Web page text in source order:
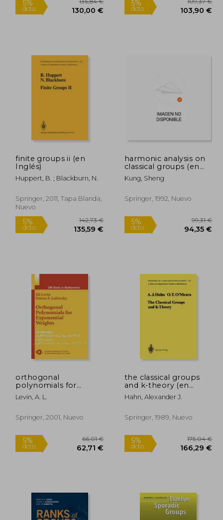
Wissenschaften)
5% 136,84 € 5%
€
€
finite groups ii (en
Inglés)
Huppert, B. ; Blackburn, N.
Springer, 2011, Tapa Blanda,
Nuevo
5% 142,73 €
135,59 €
harmonic analysis on
classical groups (en
Inglés)
Kung, Sheng
Springer, 1992, Nuevo
5%
dcto.
orthogonal
polynomials for
exponential weights
(en Inglés)
Levin, A. L.
Springer, 2001, Nuevo
the classical groups
and k-theory (en
Inglés)
Hahn, Alexander J.
Springer, 1989, Nuevo